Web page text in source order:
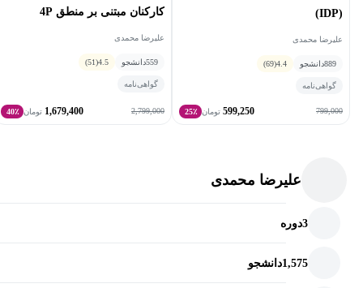
(IDP)
علیرضا محمدی
889دانشجو 4.4
(69)
گواهی‌نامه
799,000
599,250 تومان 25٪
کارکنان مبتنی بر منطق 4P
علیرضا محمدی
559دانشجو 4.5
(51)
گواهی‌نامه
2,799,000
1,679,400 تومان 40٪
علیرضا محمدی
3دوره
1,575دانشجو